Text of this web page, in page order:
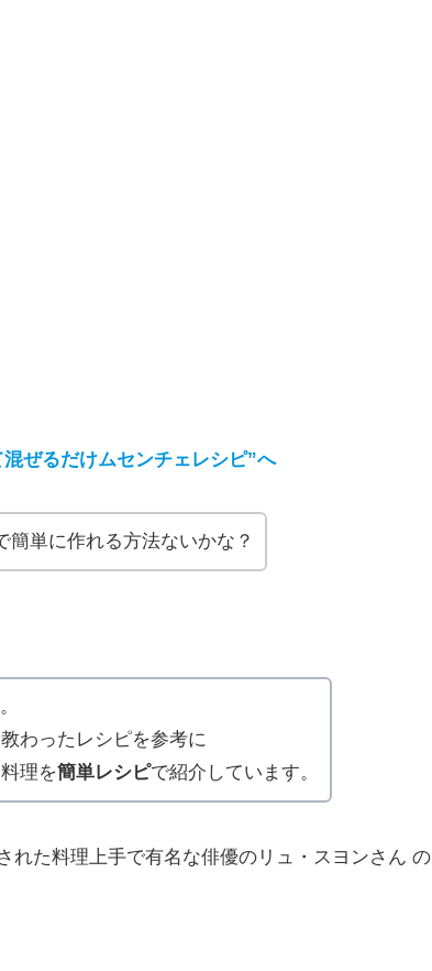
ぜるだけムセンチェレシピ”へ
単に作れる方法ないかな？
わったレシピを参考に
理を簡単レシピで紹介しています。
れた料理上手で有名な俳優のリュ・スヨンさん の